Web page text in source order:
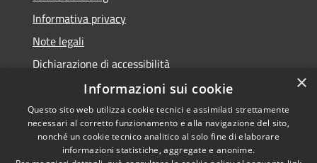
Informativa privacy
Note legali
Dichiarazione di accessibilità
Accessibilità
Copyright © 2026 • Città di
Montecchio Maggiore •
×
Informazioni sui cookie
Questo sito web utilizza cookie tecnici e assimilati strettamente
necessari al corretto funzionamento e alla navigazione del sito,
nonché un cookie tecnico analitico al solo fine di elaborare
informazioni statistiche, aggregate e anonime.